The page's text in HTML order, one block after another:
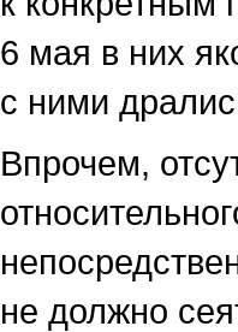
6 мая в них
с ними
Впрочем,
не должно